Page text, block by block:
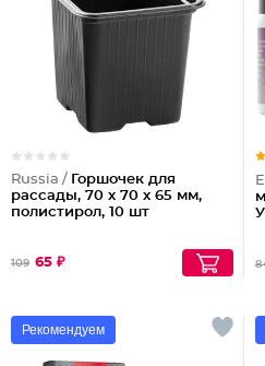
Russia / Горшочек для
рассады, 70 х 70 х 65 мм,
полистирол, 10 шт
109 65 ₽
Рекомендуем